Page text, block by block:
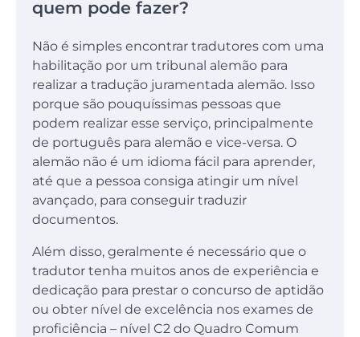
quem pode fazer?
Não é simples encontrar tradutores com uma
habilitação por um tribunal alemão para
realizar a tradução juramentada alemão. Isso
porque são pouquíssimas pessoas que
podem realizar esse serviço, principalmente
de português para alemão e vice-versa. O
alemão não é um idioma fácil para aprender,
até que a pessoa consiga atingir um nível
avançado, para conseguir traduzir
documentos.
Além disso, geralmente é necessário que o
tradutor tenha muitos anos de experiência e
dedicação para prestar o concurso de aptidão
ou obter nível de excelência nos exames de
proficiência – nível C2 do Quadro Comum